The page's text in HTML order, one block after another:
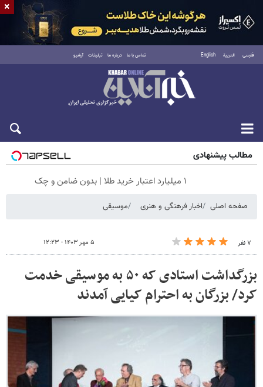
فارسی العربية English تماس با ما درباره ما تبلیغات آرشیو
جمعه ۱۶ مرداد ۱۴۰۵
مطالب پیشنهادی
۱ میلیارد اعتبار خرید طلا | بدون ضامن و چک
صفحه اصلی اخبار فرهنگی و هنری موسیقی
۷ نفر ۵ مهر ۱۴۰۳ - ۱۲:۲۳
بزرگداشت استادی که ۵۰ به موسیقی خدمت
کرد/ بزرگان به احترام کیایی آمدند
×